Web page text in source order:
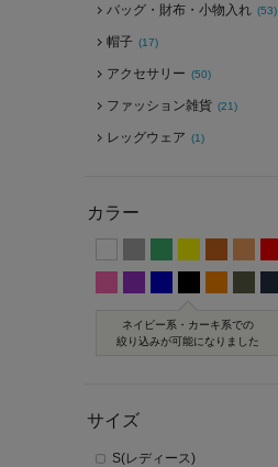
バッグ・財布・小物入れ (53)
帽子 (17)
アクセサリー (50)
ファッション雑貨 (21)
レッグウェア (1)
カラー
ネイビー系・カーキ系での
絞り込みが可能になりました
サイズ
S(レディース)